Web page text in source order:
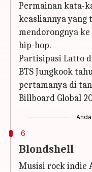
Permainan kata-
keasliannya yang
mendorongnya
hip-hop.
Partisipasi Latto
BTS Jungkook
pertamanya di
Billboard Global
6
Blondshell
Musisi rock indie